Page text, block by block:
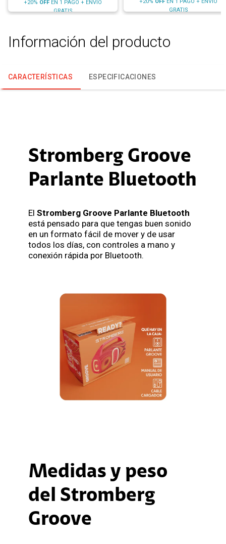
+20% OFF EN 1 PAGO + ENVÍO
GRATIS
GRATIS
Información del producto
CARACTERÍSTICAS ESPECIFICACIONES
Stromberg Groove
Parlante Bluetooth
El Stromberg Groove Parlante Bluetooth
está pensado para que tengas buen sonido
en un formato fácil de mover y de usar
todos los días, con controles a mano y
conexión rápida por Bluetooth.
Medidas y peso
del Stromberg
Groove